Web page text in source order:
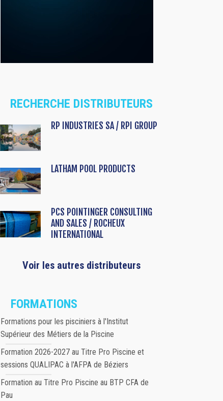
RECHERCHE DISTRIBUTEURS
RP INDUSTRIES SA / RPI GROUP
LATHAM POOL PRODUCTS
PCS POINTINGER CONSULTING
AND SALES / ROCHEUX
INTERNATIONAL
Voir les autres distributeurs
FORMATIONS
Formations pour les pisciniers à l'Institut
Supérieur des Métiers de la Piscine
Formation 2026-2027 au Titre Pro Piscine et
sessions QUALIPAC à l'AFPA de Béziers
Formation au Titre Pro Piscine au BTP CFA de
Pau